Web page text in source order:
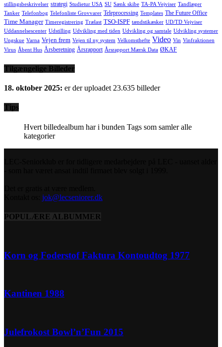
stillingsbeskrivelser strategi Studietur USA SU Sænk skibe TA-PA Vejviser Tandlæger
Tanker Telefonbog Telefonliste Grovvarer Teleprocessing Templates The Future Office
Time Manager Timeregistrering Trælast TSO-ISPF tændstikæsker UD/TD Vejviser
Uddannelsescenter Udstilling Udvikling med tiden Udvikling og samtale Udvikling systemer
Ungskue Varna Vejen frem Vejen til ny system Velkomsthefte Video Vin Vinfraktionen
Virus Åbent Hus Årsberetning Årsrapport Årsrapport Mærsk Data ØKAF
Tilgængelige Billeder
18. oktober 2025: er der uploadet 23.635 billeder
Tips
Hvert billedealbum har i bunden Tags som samler alle
kategorier
jok@lecseniorer.dk
POPULÆRE ALBUMMER
Korn og Foderstof Faktura Kontoudtog 1977
Kantinen 1988
Julefrokost Bowl’n’Fun 2015